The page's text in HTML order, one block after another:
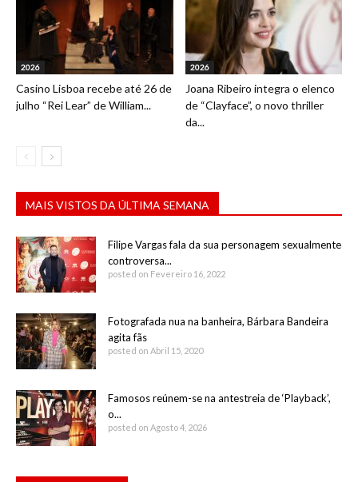
2026
Casino Lisboa recebe até 26 de
julho “Rei Lear” de William...
2026
Joana Ribeiro integra o elenco
de “Clayface”, o novo thriller
da...
MAIS VISTOS DA ÚLTIMA SEMANA
Filipe Vargas fala da sua personagem sexualmente
controversa...
posted on Fevereiro 16, 2022
Fotografada nua na banheira, Bárbara Bandeira
agita fãs
posted on Abril 15, 2020
Famosos reúnem-se na antestreia de ‘Playback’,
o...
posted on Agosto 4, 2026